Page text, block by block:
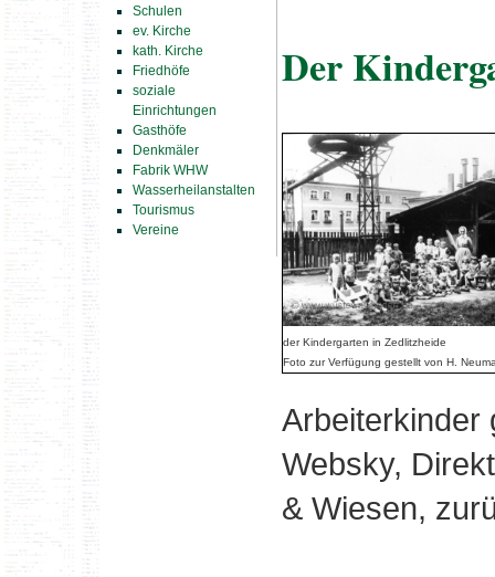
Schulen
ev. Kirche
kath. Kirche
Friedhöfe
soziale
Einrichtungen
Gasthöfe
Denkmäler
Fabrik WHW
Wasserheilanstalten
Tourismus
Vereine
Der
der Kindergarten in Zedlitzheide
Foto zur Verfügung gestellt von H.
Arbeiterkinder
Websky,
& Wiesen,